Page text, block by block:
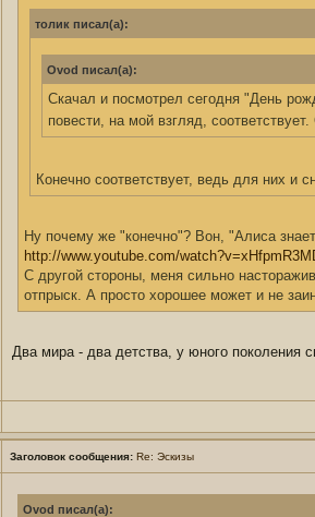
толик писал(а):
Ovod писал(а):
Скачал и посмотрел сегодня "День
повести, на мой взгляд,
Конечно соответствует, ведь для них и
Ну почему же "конечно"? Вон, "Алиса
http://www.youtube.com/
С другой стороны, меня сильно
отпрыск. А просто хорошее может и не
Два мира - два детства, у юного поколения
Заголовок сообщения: Re: Эскизы
Ovod писал(а):